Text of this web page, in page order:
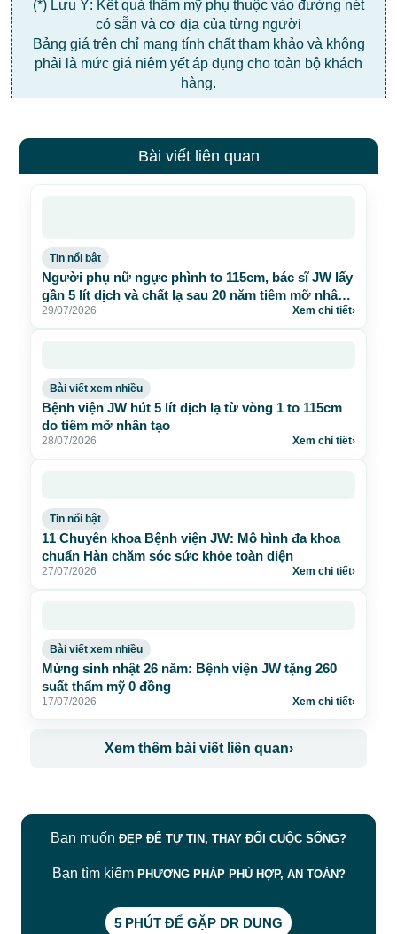
(*) Lưu Ý: Kết quả thẩm mỹ phụ thuộc vào đường nét
có sẵn và cơ địa của từng người
Bảng giá trên chỉ mang tính chất tham khảo và không
phải là mức giá niêm yết áp dụng cho toàn bộ khách
hàng.
Bài viết liên quan
Tin nổi bật
Người phụ nữ ngực phình to 115cm, bác sĩ JW lấy
gần 5 lít dịch và chất lạ sau 20 năm tiêm mỡ nhân
tạo
29/07/2026 Xem chi tiết›
Bài viết xem nhiều
Bệnh viện JW hút 5 lít dịch lạ từ vòng 1 to 115cm
do tiêm mỡ nhân tạo
28/07/2026 Xem chi tiết›
Tin nổi bật
11 Chuyên khoa Bệnh viện JW: Mô hình đa khoa
chuẩn Hàn chăm sóc sức khỏe toàn diện
27/07/2026 Xem chi tiết›
Bài viết xem nhiều
Mừng sinh nhật 26 năm: Bệnh viện JW tặng 260
suất thẩm mỹ 0 đồng
17/07/2026 Xem chi tiết›
Xem thêm bài viết liên quan›
Bạn muốn ĐẸP ĐỂ TỰ TIN, THAY ĐỔI CUỘC SỐNG?
Bạn tìm kiếm PHƯƠNG PHÁP PHÙ HỢP, AN TOÀN?
5 PHÚT ĐỂ GẶP DR DUNG